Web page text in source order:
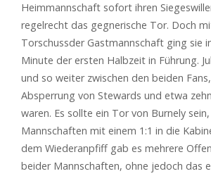
Heimmannschaft sofort ihren
regelrecht das gegnerische Tor. Doch
Torschussder Gastmannschaft ging sie
Minute der ersten Halbzeit in Führung.
und so weiter zwischen den beiden
Absperrung von Stewards und etwa
waren. Es sollte ein Tor von Burnely
Mannschaften mit einem 1:1 in die
dem Wiederanpfiff gab es mehrere
beider Mannschaften, ohne jedoch das